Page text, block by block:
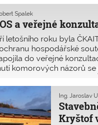
resp. absence
obviněnými stále
pozemní stavby, v
za odborné vedení
a veřejné
Špalek
letošního roku byla
hospodářské
do veřejné
komorových názorů
podnětů podle
pozdějších předpisů,
ve výši 10 000 Kč, je
podnětů nebylKryštof
Ing. Jaroslav